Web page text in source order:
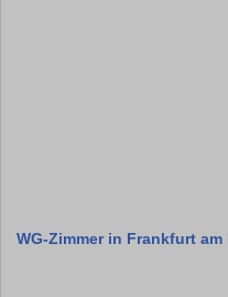
WG-Zimmer in Frankfurt am